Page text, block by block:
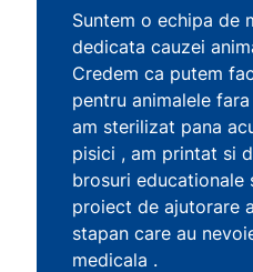
Suntem o echipa de
dedicata cauzei
Credem ca putem
pentru animalele
am sterilizat pana
pisici , am printat si
brosuri educationale
proiect de ajutorare
stapan care au
medicala .